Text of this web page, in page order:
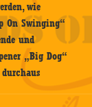
wie
On Swinging“
und
„Big Dog“